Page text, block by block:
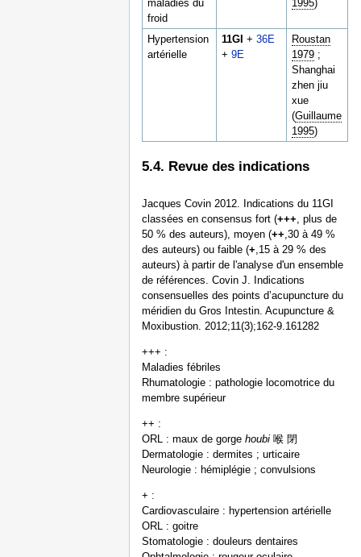
maladies du
froid
1995)
Hypertension
artérielle
11GI +36E
+9E
Roustan
1979 ;
Shanghai
zhen jiu
xue
(Guillaume
1995)
5.4. Revue des indications
Jacques Covin 2012. Indications du 11GI
classées en consensus fort (+++, plus de
50 % des auteurs), moyen (++,30 à 49 %
des auteurs) ou faible (+,15 à 29 % des
auteurs) à partir de l'analyse d'un ensemble
de références. Covin J. Indications
consensuelles des points d’acupuncture du
méridien du Gros Intestin. Acupuncture &
Moxibustion. 2012;11(3);162-9.161282
+++ :
Maladies fébriles
Rhumatologie : pathologie locomotrice du
membre supérieur
++ :
ORL : maux de gorge houbi 喉 閉
Dermatologie : dermites ; urticaire
Neurologie : hémiplégie ; convulsions
+ :
Cardiovasculaire : hypertension artérielle
ORL : goitre
Stomatologie : douleurs dentaires